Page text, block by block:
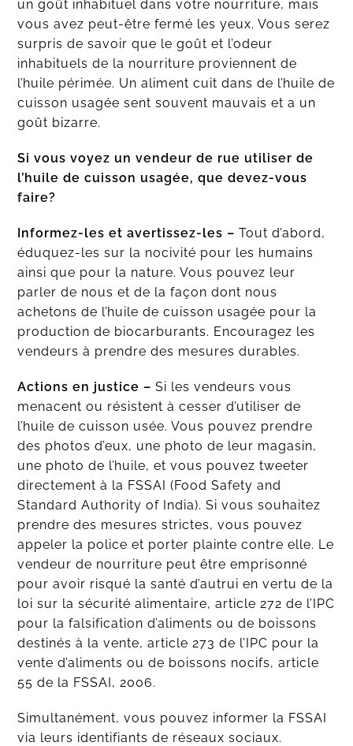
un goût inhabituel dans votre nourriture, mais
vous avez peut-être fermé les yeux. Vous serez
surpris de savoir que le goût et l’odeur
inhabituels de la nourriture proviennent de
l’huile périmée. Un aliment cuit dans de l’huile de
cuisson usagée sent souvent mauvais et a un
goût bizarre.
Si vous voyez un vendeur de rue utiliser de
l’huile de cuisson usagée, que devez-vous
faire?
Informez-les et avertissez-les – Tout d’abord,
éduquez-les sur la nocivité pour les humains
ainsi que pour la nature. Vous pouvez leur
parler de nous et de la façon dont nous
achetons de l’huile de cuisson usagée pour la
production de biocarburants. Encouragez les
vendeurs à prendre des mesures durables.
Actions en justice – Si les vendeurs vous
menacent ou résistent à cesser d’utiliser de
l’huile de cuisson usée. Vous pouvez prendre
des photos d’eux, une photo de leur magasin,
une photo de l’huile, et vous pouvez tweeter
directement à la FSSAI (Food Safety and
Standard Authority of India). Si vous souhaitez
prendre des mesures strictes, vous pouvez
appeler la police et porter plainte contre elle. Le
vendeur de nourriture peut être emprisonné
pour avoir risqué la santé d’autrui en vertu de la
loi sur la sécurité alimentaire, article 272 de l’IPC
pour la falsification d’aliments ou de boissons
destinés à la vente, article 273 de l’IPC pour la
vente d’aliments ou de boissons nocifs, article
55 de la FSSAI, 2006.
Simultanément, vous pouvez informer la FSSAI
via leurs identifiants de réseaux sociaux.